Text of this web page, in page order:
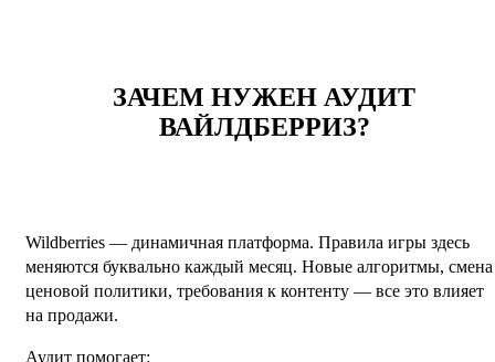
ЗАЧЕМ НУЖЕН АУДИТ
ВАЙЛДБЕРРИЗ?
Wildberries — динамичная платформа. Правила игры здесь
меняются буквально каждый месяц. Новые алгоритмы, смена
ценовой политики, требования к контенту — все это влияет
на продажи.
Аудит помогает: